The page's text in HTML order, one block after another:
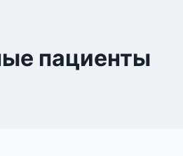
пациенты